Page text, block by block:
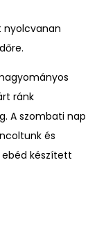
nyolcvanan
ránk
A szombati nap
és
készített